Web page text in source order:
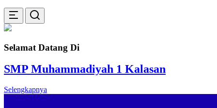
Selamat Datang Di
SMP Muhammadiyah 1 Kalasan
Selengkapnya